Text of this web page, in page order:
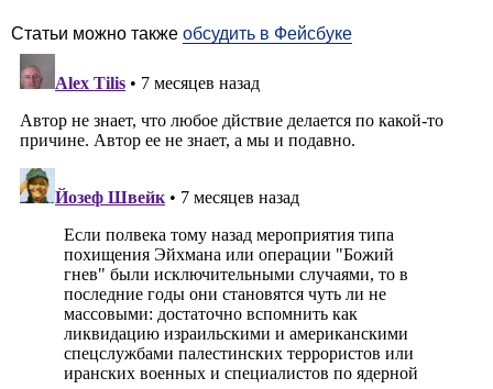
Статьи можно также обсудить в Фейсбуке